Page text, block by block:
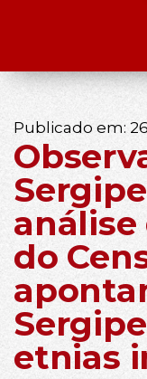
Publicado em:
análise
do
etnias